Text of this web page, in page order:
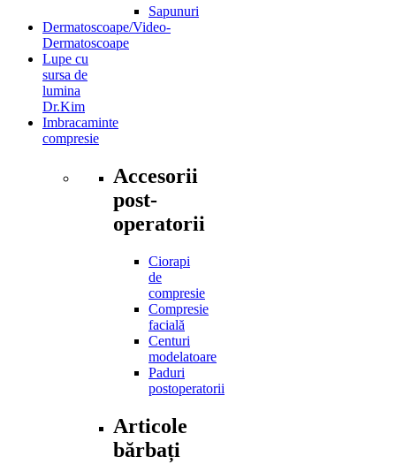
Sapunuri
Dermatoscoape/Video-
Dermatoscoape
Lupe cu
sursa de
lumina
Dr.Kim
Imbracaminte
compresie
Accesorii
post-
operatorii
Ciorapi
de
compresie
Compresie
facială
Centuri
modelatoare
Paduri
postoperatorii
Articole
bărbați